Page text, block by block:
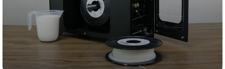
樹脂3Dプリンター 金属3Dプリンター
表面処理装置 すべての記事